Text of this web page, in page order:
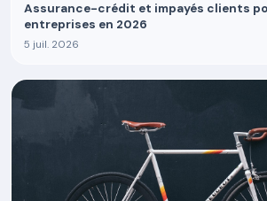
Assurance-crédit et impayés clients
entreprises en 2026
5 juil. 2026